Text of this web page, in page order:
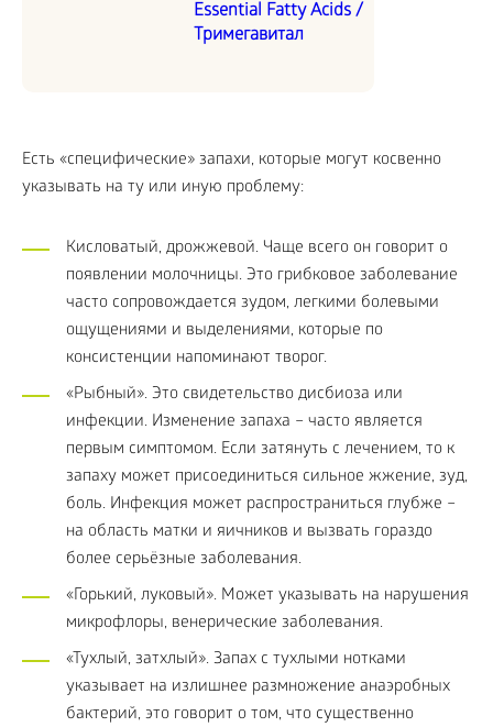
Essential Fatty Acids /
Тримегавитал
Есть «специфические» запахи, которые могут косвенно
указывать на ту или иную проблему:
Кисловатый, дрожжевой. Чаще всего он говорит о
появлении молочницы. Это грибковое заболевание
часто сопровождается зудом, легкими болевыми
ощущениями и выделениями, которые по
консистенции напоминают творог.
«Рыбный». Это свидетельство дисбиоза или
инфекции. Изменение запаха – часто является
первым симптомом. Если затянуть с лечением, то к
запаху может присоединиться сильное жжение, зуд,
боль. Инфекция может распространиться глубже –
на область матки и яичников и вызвать гораздо
более серьёзные заболевания.
«Горький, луковый». Может указывать на нарушения
микрофлоры, венерические заболевания.
«Тухлый, затхлый». Запах с тухлыми нотками
указывает на излишнее размножение анаэробных
бактерий, это говорит о том, что существенно